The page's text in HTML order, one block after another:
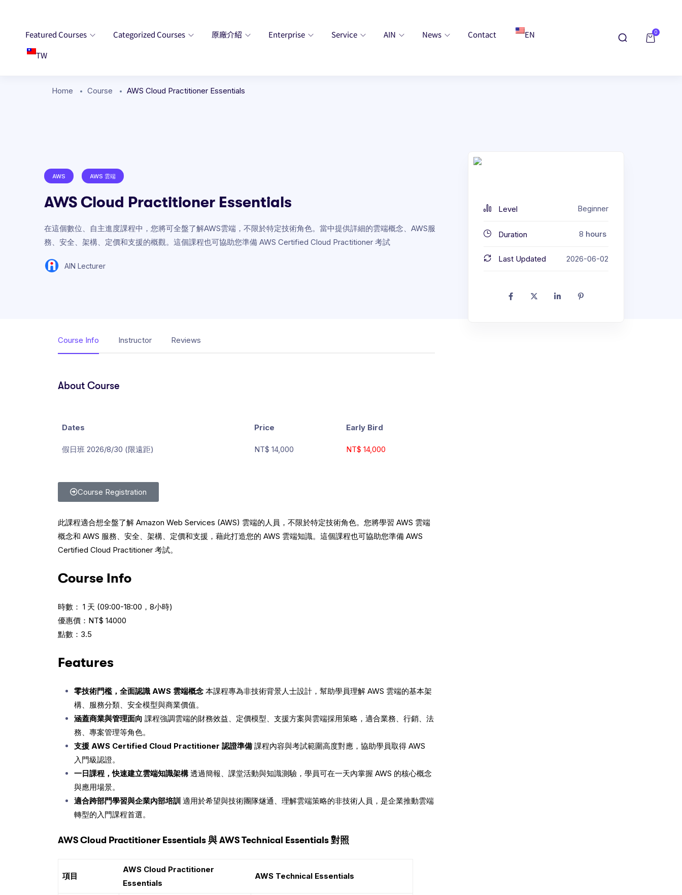
Featured Courses Categorized Courses 原廠介紹 Enterprise Service AIN News Contact
EN
TW
0
Home Course AWS Cloud Practitioner Essentials
AWS AWS 雲端
AWS Cloud Practitioner Essentials
在這個數位、自主進度課程中，您將可全盤了解AWS雲端，不限於特定技術角色。當中提供詳細的雲端概念、AWS服
務、安全、架構、定價和支援的概觀。這個課程也可協助您準備 AWS Certified Cloud Practitioner 考試
AIN Lecturer
Course Info Instructor Reviews
About Course
Dates Price Early Bird
假日班 2026/8/30 (限遠距) NT$ 14,000 NT$ 14,000
Course Registration
此課程適合想全盤了解 Amazon Web Services (AWS) 雲端的人員，不限於特定技術角色。您將學習 AWS 雲端
概念和 AWS 服務、安全、架構、定價和支援，藉此打造您的 AWS 雲端知識。這個課程也可協助您準備 AWS
Certified Cloud Practitioner 考試。
Course Info
時數： 1 天 (09:00-18:00，8小時)
優惠價：NT$ 14000
點數：3.5
Features
零技術門檻，全面認識 AWS 雲端概念 本課程專為非技術背景人士設計，幫助學員理解 AWS 雲端的基本架
構、服務分類、安全模型與商業價值。
涵蓋商業與管理面向 課程強調雲端的財務效益、定價模型、支援方案與雲端採用策略，適合業務、行銷、法
務、專案管理等角色。
支援 AWS Certified Cloud Practitioner 認證準備課程內容與考試範圍高度對應，協助學員取得 AWS
入門級認證。
一日課程，快速建立雲端知識架構透過簡報、課堂活動與知識測驗，學員可在一天內掌握 AWS 的核心概念
與應用場景。
適合跨部門學習與企業內部培訓 適用於希望與技術團隊燧通、理解雲端策略的非技術人員，是企業推動雲端
轉型的入門課程首選。
AWS Cloud Practitioner Essentials 與 AWS Technical Essentials 對照
項目
AWS Cloud Practitioner
Essentials
AWS Technical Essentials
Level Beginner
Duration 8 hours
Last Updated 2026-06-02